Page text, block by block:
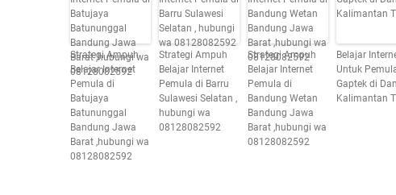
Strategi Ampuh
Belajar Internet
Pemula di
Batujaya
Batununggal
Bandung Jawa
Barat ,hubungi wa
08128082592
Strategi Ampuh
Belajar Internet
Pemula di Barru
Sulawesi Selatan ,
hubungi wa
08128082592
Strategi Ampuh
Belajar Internet
Pemula di
Bandung Wetan
Bandung Jawa
Barat ,hubungi wa
08128082592
Belajar
Untuk
Gaptek di
Kalimantan